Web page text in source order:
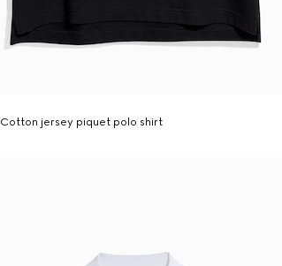
Cotton jersey piquet polo shirt